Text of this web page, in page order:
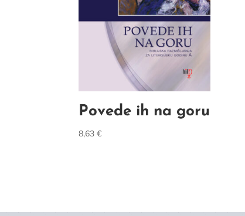
Povede ih na goru
8,63€